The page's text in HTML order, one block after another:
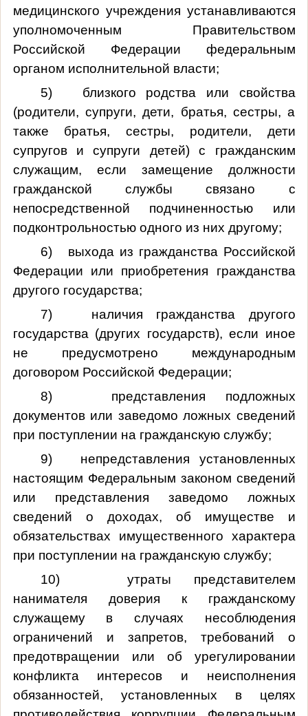
медицинского учреждения устанавливаются
уполномоченным Правительством
Российской Федерации федеральным
органом исполнительной власти;
5) близкого родства или свойства
(родители, супруги, дети, братья, сестры, а
также братья, сестры, родители, дети
супругов и супруги детей) с гражданским
служащим, если замещение должности
гражданской службы связано с
непосредственной подчиненностью или
подконтрольностью одного из них другому;
6) выхода из гражданства Российской
Федерации или приобретения гражданства
другого государства;
7) наличия гражданства другого
государства (других государств), если иное
не предусмотрено международным
договором Российской Федерации;
8) представления подложных
документов или заведомо ложных сведений
при поступлении на гражданскую службу;
9) непредставления установленных
настоящим Федеральным законом сведений
или представления заведомо ложных
сведений о доходах, об имуществе и
обязательствах имущественного характера
при поступлении на гражданскую службу;
10) утраты представителем
нанимателя доверия к гражданскому
служащему в случаях несоблюдения
ограничений и запретов, требований о
предотвращении или об урегулировании
конфликта интересов и неисполнения
обязанностей, установленных в целях